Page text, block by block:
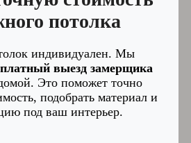
потолка
индивидуален. Мы
выезд замерщика
Это поможет точно
подобрать материал и
под ваш интерьер.